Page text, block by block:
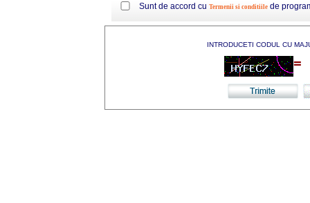
Sunt de accord cu Termenii si conditiile de
INTRODUCETI CODUL CU
=